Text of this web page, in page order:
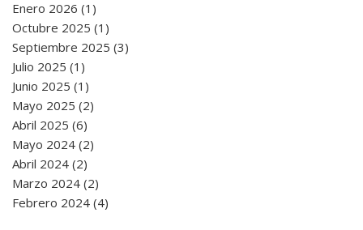
Enero 2026 (1)
Octubre 2025 (1)
Septiembre 2025 (3)
Julio 2025 (1)
Junio 2025 (1)
Mayo 2025 (2)
Abril 2025 (6)
Mayo 2024 (2)
Abril 2024 (2)
Marzo 2024 (2)
Febrero 2024 (4)